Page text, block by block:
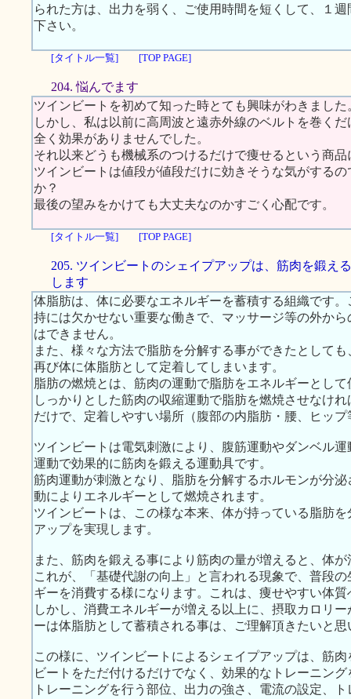
られた方は、出力を弱く、ご使用時間を短くして、１
下さい。
[タイトル一覧] [TOP PAGE]
204. 悩んでます
ツインビートを初めて知った時とても興味がわきました
しかし、私は以前に高周波と遠赤外線のベルトを巻く
全く効果がありませんでした。
それ以来どうも機械系のつけるだけで痩せるという商
ツインビートは値段が値段だけに効きそうな気がする
か？
最後の望みをかけても大丈夫なのかすごく心配です。
[タイトル一覧] [TOP PAGE]
205. ツインビートのシェイプアップは、筋肉を鍛え
します
体脂肪は、体に必要なエネルギーを蓄積する組織です
持には欠かせない重要な働きで、マッサージ等の外か
はできません。
また、様々な方法で脂肪を分解する事ができたとして
再び体に体脂肪として定着してしまいます。
脂肪の燃焼とは、筋肉の運動で脂肪をエネルギーとし
しっかりとした筋肉の収縮運動で脂肪を燃焼させなけ
だけで、定着しやすい場所（腹部の内脂肪・腰、ヒッ
ツインビートは電気刺激により、腹筋運動やダンベル
運動で効果的に筋肉を鍛える運動具です。
筋肉運動が刺激となり、脂肪を分解するホルモンが分
動によりエネルギーとして燃焼されます。
ツインビートは、この様な本来、体が持っている脂肪
アップを実現します。
また、筋肉を鍛える事により筋肉の量が増えると、体
これが、「基礎代謝の向上」と言われる現象で、普段
ギーを消費する様になります。これは、痩せやすい体
しかし、消費エネルギーが増える以上に、摂取カロリ
ーは体脂肪として蓄積される事は、ご理解頂きたいと思
この様に、ツインビートによるシェイプアップは、筋
ビートをただ付けるだけでなく、効果的なトレーニン
トレーニングを行う部位、出力の強さ、電流の設定、